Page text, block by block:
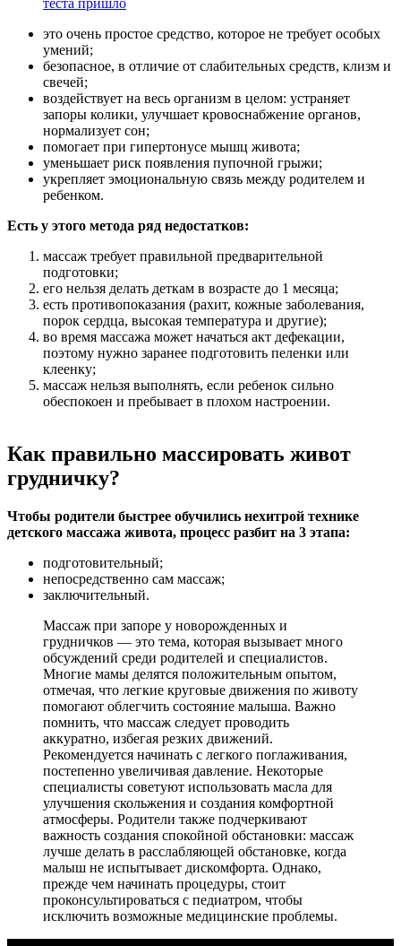
теста пришло
это очень простое средство, которое не требует особых
умений;
безопасное, в отличие от слабительных средств, клизм и
свечей;
воздействует на весь организм в целом: устраняет
запоры колики, улучшает кровоснабжение органов,
нормализует сон;
помогает при гипертонусе мышц живота;
уменьшает риск появления пупочной грыжи;
укрепляет эмоциональную связь между родителем и
ребенком.
Есть у этого метода ряд недостатков:
массаж требует правильной предварительной
подготовки;
его нельзя делать деткам в возрасте до 1 месяца;
есть противопоказания (рахит, кожные заболевания,
порок сердца, высокая температура и другие);
во время массажа может начаться акт дефекации,
поэтому нужно заранее подготовить пеленки или
клеенку;
массаж нельзя выполнять, если ребенок сильно
обеспокоен и пребывает в плохом настроении.
Как правильно массировать живот
грудничку?
Чтобы родители быстрее обучились нехитрой технике
детского массажа живота, процесс разбит на 3 этапа:
подготовительный;
непосредственно сам массаж;
заключительный.
Массаж при запоре у новорожденных и
грудничков — это тема, которая вызывает много
обсуждений среди родителей и специалистов.
Многие мамы делятся положительным опытом,
отмечая, что легкие круговые движения по животу
помогают облегчить состояние малыша. Важно
помнить, что массаж следует проводить
аккуратно, избегая резких движений.
Рекомендуется начинать с легкого поглаживания,
постепенно увеличивая давление. Некоторые
специалисты советуют использовать масла для
улучшения скольжения и создания комфортной
атмосферы. Родители также подчеркивают
важность создания спокойной обстановки: массаж
лучше делать в расслабляющей обстановке, когда
малыш не испытывает дискомфорта. Однако,
прежде чем начинать процедуры, стоит
проконсультироваться с педиатром, чтобы
исключить возможные медицинские проблемы.